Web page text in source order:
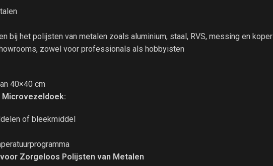
bij het polijsten van metalen zoals aluminium, staal, RVS, messing en koper
zowel voor professionals als hobbyisten
40×40 cm
Microvezeldoek:
of bleekmiddel
Zorgeloos Polijsten van Metalen